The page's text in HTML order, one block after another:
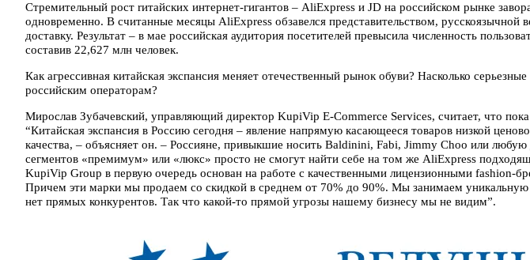
Стремительный рост rитайских интернет-гигантов – AliExpress и JD на российском рынке
одновременно. В считанные месяцы AliExpress обзавелся представительством, русскоязычной
доставку. Результат – в мае российская аудитория посетителей превысила численность
составив 22,627 млн человек.
Как агрессивная китайская экспансия меняет отечественный рынок обуви? Насколько
российским операторам?
Мирослав Зубачевский, управляющий директор KupiVip E-Commerce Services, считает, что
“Китайская экспансия в Россию сегодня – явление напрямую касающееся товаров низкой
качества, – объясняет он. – Россияне, привыкшие носить Baldinini, Fabi, Jimmy Choo или
сегментов «премимум» или «люкс» просто не смогут найти себе на том же AliExpress
KupiVip Group в первую очередь основан на работе с качественными лицензионными
Причем эти марки мы продаем со скидкой в среднем от 70% до 90%. Мы занимаем уникальную
нет прямых конкурентов. Так что какой-то прямой угрозы нашему бизнесу мы не видим”.